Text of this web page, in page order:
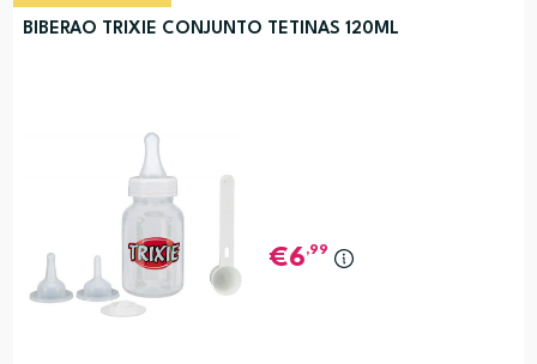
BIBERAO TRIXIE CONJUNTO TETINAS 120ML
6,99